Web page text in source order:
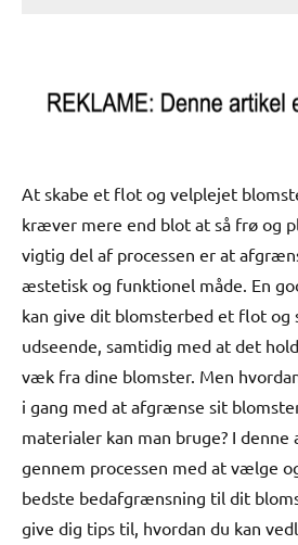
At skabe et flot og velplejet
kræver mere end blot at så frø og
vigtig del af processen er at
æstetisk og funktionel måde. En
kan give dit blomsterbed et flot og
udseende, samtidig med at det
væk fra dine blomster. Men
i gang med at afgrænse sit
materialer kan man bruge? I
gennem processen med at vælge
bedste bedafgrænsning til dit
give dig tips til, hvordan du kan